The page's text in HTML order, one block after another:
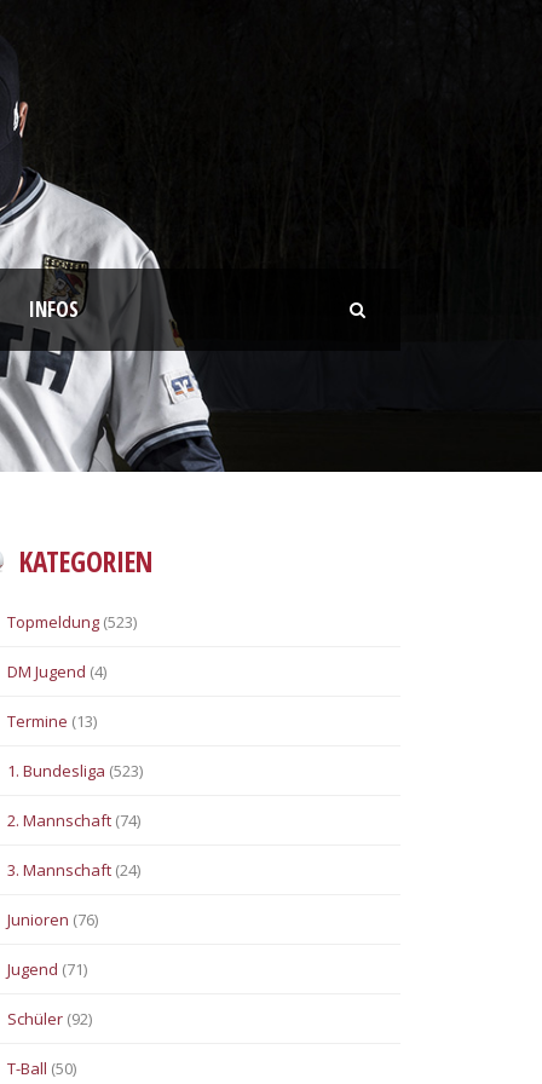
INFOS
KATEGORIEN
Topmeldung (523)
DM Jugend (4)
Termine (13)
1. Bundesliga (523)
2. Mannschaft (74)
3. Mannschaft (24)
Junioren (76)
Jugend (71)
Schüler (92)
T-Ball (50)